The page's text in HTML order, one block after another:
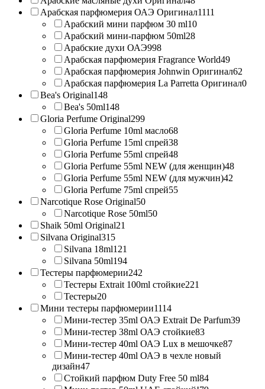
Арабская парфюмерия ОАЭ Оригинал1111
Арабский мини парфюм 30 ml10
Арабский мини-парфюм 50ml28
Арабские духи ОАЭ998
Арабская парфюмерия Fragrance World49
Арабская парфюмерия Johnwin Оригинал62
Арабская парфюмерия La Parretta Оригинал0
Bea's Original148
Bea's 50ml148
Gloria Perfume Original299
Gloria Perfume 10ml масло68
Gloria Perfume 15ml спрей38
Gloria Perfume 55ml спрей48
Gloria Perfume 55ml NEW (для женщин)48
Gloria Perfume 55ml NEW (для мужчин)42
Gloria Perfume 75ml спрей55
Narcotique Rose Original50
Narcotique Rose 50ml50
Shaik 50ml Original21
Silvana Original315
Silvana 18ml121
Silvana 50ml194
Тестеры парфюмерии242
Тестеры Extrait 100ml стойкие221
Тестеры20
Мини тестеры парфюмерии1114
Мини-тестер 35ml ОАЭ Extrait De Parfum39
Мини-тестер 38ml ОАЭ стойкие83
Мини-тестер 40ml ОАЭ Lux в мешочке87
Мини-тестер 40ml ОАЭ в чехле новый
дизайн47
Стойкий парфюм Duty Free 50 ml84